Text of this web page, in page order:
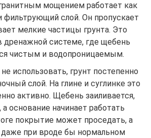
мощением работает как
фильтрующий слой. Он пропускает
мелкие частицы грунта. Это
дренажной системе, где щебень
чистым и водопроницаемым.
использовать, грунт постепенно
слой. На глине и суглинке это
активно. Щебень заиливается,
основание начинает работать
покрытие может проседать, а
при вроде бы нормальном